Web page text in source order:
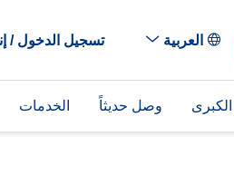
العربية تسجيل الدخول /
وصل حديثاً الخدمات